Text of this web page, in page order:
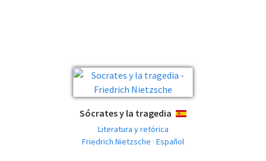
Sócrates y la tragedia ESPAÑOL
Literatura y retórica
Friedrich Nietzsche · Español